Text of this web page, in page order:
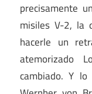
precisamente
misiles V-2, la
hacerle un
atemorizado
cambiado. Y